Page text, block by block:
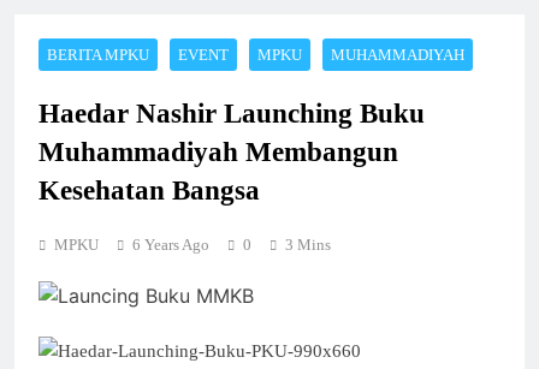
BERITA MPKU EVENT MPKU MUHAMMADIYAH
Haedar Nashir Launching Buku
Muhammadiyah Membangun
Kesehatan Bangsa
MPKU 6 Years Ago 0 3 Mins